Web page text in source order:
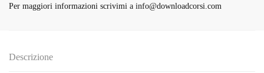
Per maggiori informazioni scrivimi a info@downloadcorsi.com
Descrizione